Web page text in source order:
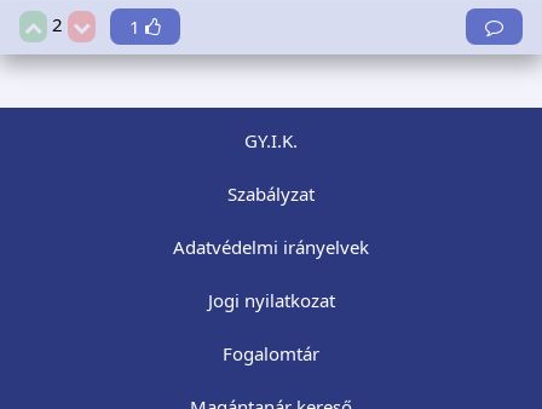
2 1
GY.I.K.
Szabályzat
Adatvédelmi irányelvek
Jogi nyilatkozat
Fogalomtár